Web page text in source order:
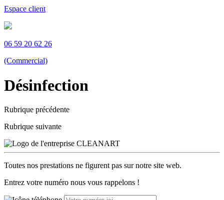
Espace client
06 59 20 62 26
(Commercial)
Désinfection
Rubrique précédente
Rubrique suivante
Toutes nos prestations ne figurent pas sur notre site web.
Entrez votre numéro nous vous rappelons !